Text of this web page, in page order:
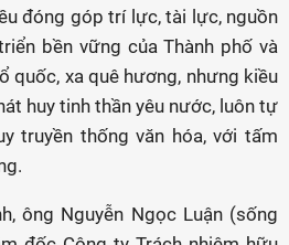
đóng góp trí lực, tài lực, nguồn
bền vững của Thành phố và
quốc, xa quê hương, nhưng kiều
huy tinh thần yêu nước, luôn tự
truyền thống văn hóa, với tấm
ông Nguyễn Ngọc Luận (sống